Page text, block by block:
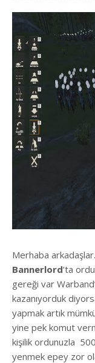
Merhaba
Bannerlord’ta
gereği var
kazanıyorduk
yapmak artık
yine pek komut
kişilik ordunuzla
yenmek epey zor